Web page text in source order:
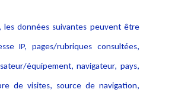
desconditions essentielles pour
numérique sur le territoire.
l’analyse portée par l’Arcep à travers
les données suivantes peuvent être
IP, pages/rubriques consultées,
équipement, navigateur, pays,
de visites, source de navigation,